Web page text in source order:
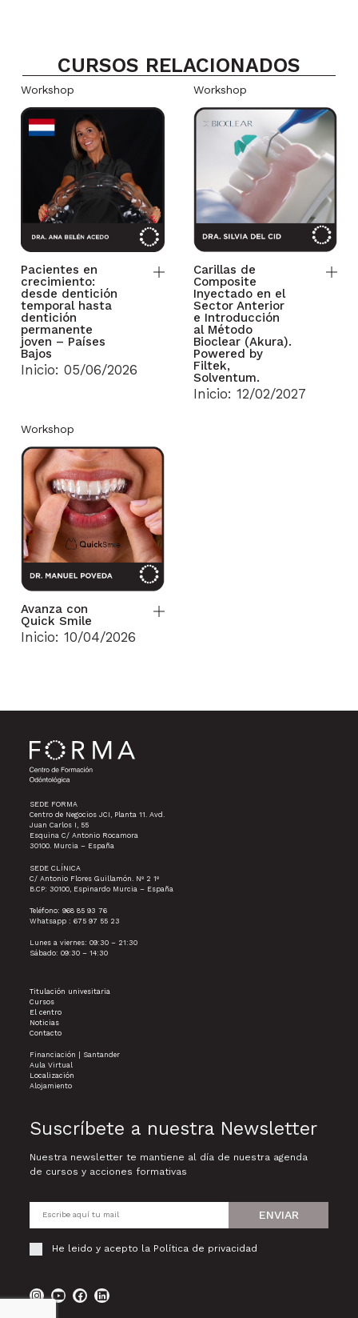
CURSOS RELACIONADOS
Workshop
Pacientes en
crecimiento:
desde dentición
temporal hasta
dentición
permanente
joven – Países
Bajos
Inicio: 05/06/2026
Workshop
Carillas de
Composite
Inyectado en el
Sector Anterior
e Introducción
al Método
Bioclear (Akura).
Powered by
Filtek,
Solventum.
Inicio: 12/02/2027
Workshop
Avanza con
Quick Smile
Inicio: 10/04/2026
SEDE FORMA
Centro de Negocios JCI, Planta 11. Avd.
Juan Carlos I, 55
Esquina C/ Antonio Rocamora
30100. Murcia – España
SEDE CLÍNICA
C/ Antonio Flores Guillamón. Nº 2 1º
B.CP: 30100, Espinardo Murcia – España
Teléfono: 968 85 93 76
Whatsapp : 675 97 55 23
Lunes a viernes: 09:30 – 21:30
Sábado: 09:30 – 14:30
Titulación univesitaria
Cursos
El centro
Noticias
Contacto
Financiación | Santander
Aula Virtual
Localización
Alojamiento
Suscríbete a nuestra Newsletter
Nuestra newsletter te mantiene al día de nuestra agenda
de cursos y acciones formativas
He leido y acepto la Política de privacidad
ENVIAR